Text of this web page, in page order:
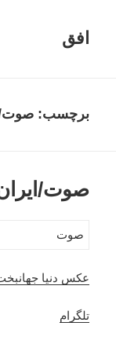
افق
برچسب:صوت/
صوت/
صوت
عکس دنیا
تلگرام